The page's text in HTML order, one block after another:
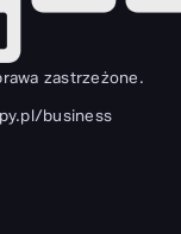
zastrzeżone.
business